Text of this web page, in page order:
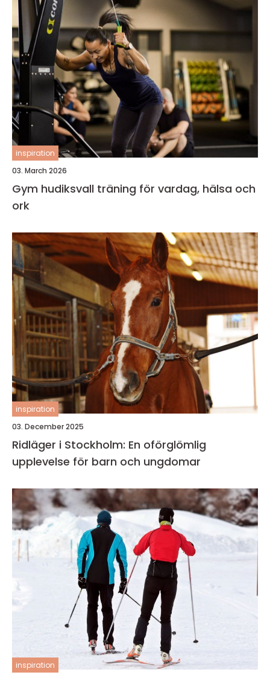
inspiration
03. March 2026
Gym hudiksvall träning för vardag, hälsa och
ork
inspiration
03. December 2025
Ridläger i Stockholm: En oförglömlig
upplevelse för barn och ungdomar
inspiration